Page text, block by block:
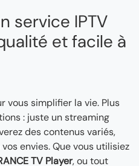
service IPTV
et facile à
vous simplifier la vie. Plus
: juste un streaming
des contenus variés,
envies. Que vous utilisiez
TV Player, ou tout